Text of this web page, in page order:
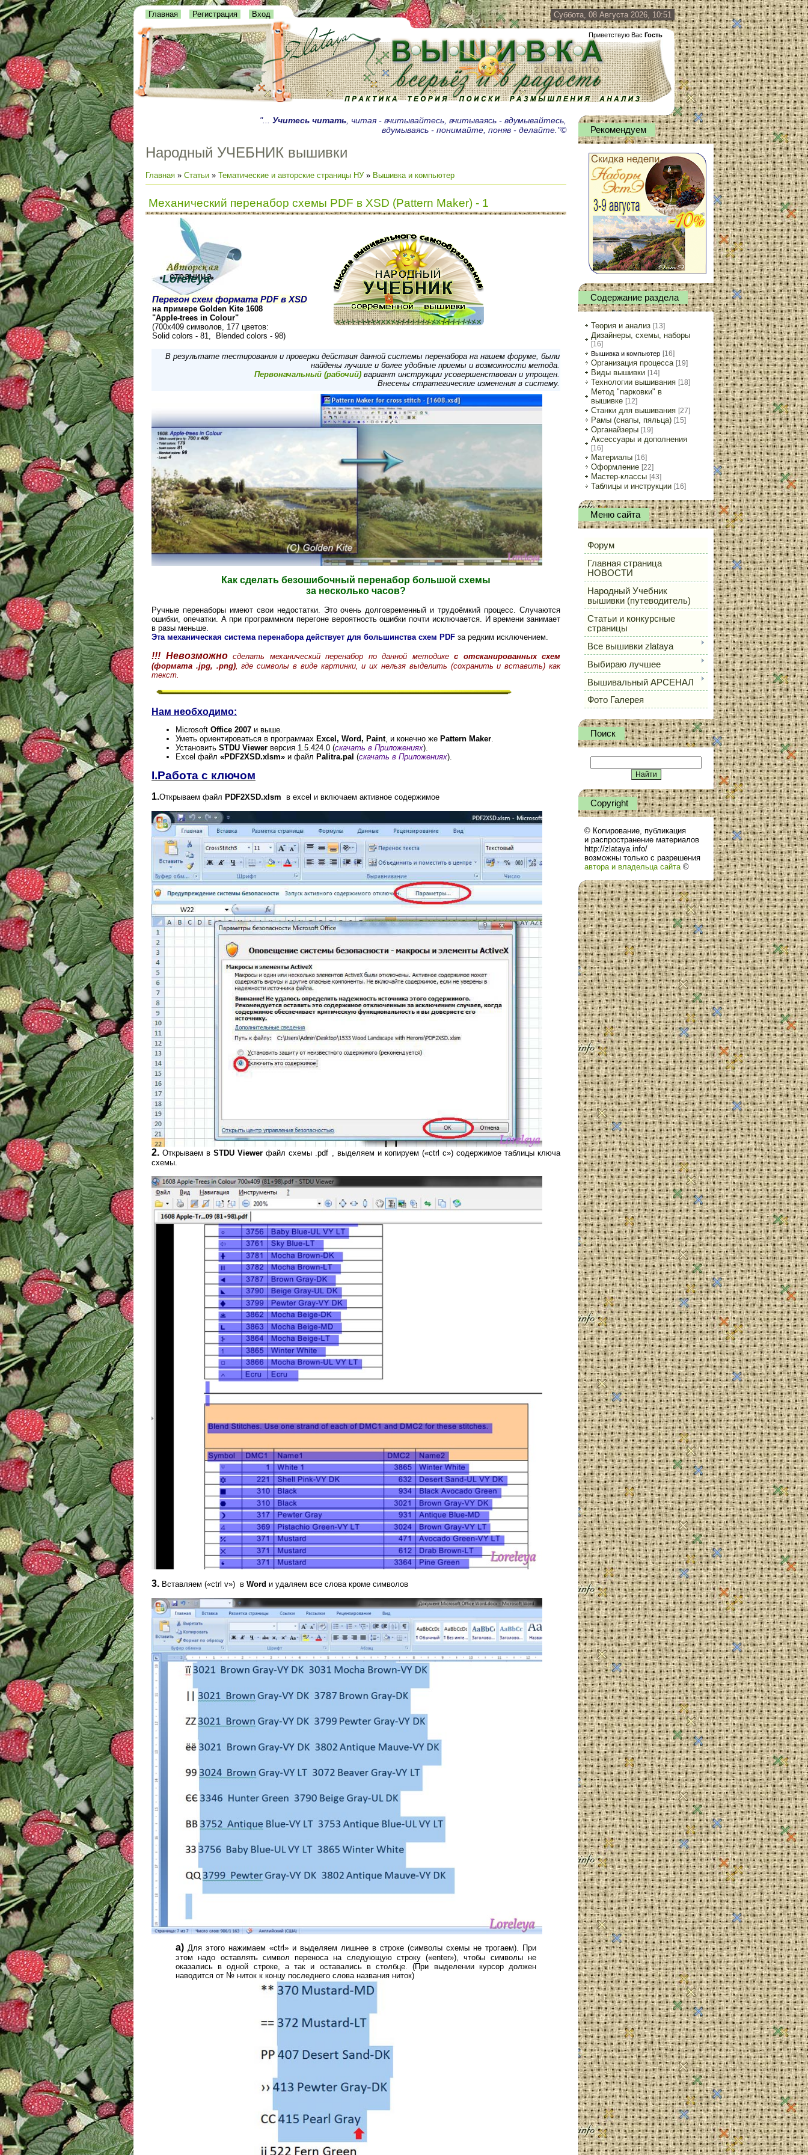
Суббота, 08 Августа 2026, 10:51
Приветствую Вас Гость
Главная Регистрация Вход
"... Учитесь читать , читая - вчитывайтесь, вчитываясь - вдумывайтесь,
вдумываясь - понимайте, поняв - делайте."©
Народный УЧЕБНИК вышивки
Главная » Статьи » Тематические и авторские страницы НУ» Вышивка и компьютер
Механический перенабор схемы PDF в XSD (Pattern Maker) - 1
*Loreleyа*
Перегон схем формата PDF в XSD
на примере Golden Kite 1608
"Apple-trees in Colour"
(700х409 символов, 177 цветов:
Solid colors - 81, Blended colors - 98)
В результате тестирования и проверки действия данной системы перенабора на нашем форуме, были
найдены лучшие и более удобные приемы и возможности метода.
Первоначальный (рабочий) вариант инструкции усовершенствован и упрощен.
Внесены стратегические изменения в систему.
Как сделать безошибочный перенабор большой схемы
за несколько часов?
Ручные перенаборы имеют свои недостатки. Это очень долговременный и трудоёмкий процесс. Случаются
ошибки, опечатки. А при программном перегоне вероятность ошибки почти исключается. И времени занимает
в разы меньше.
Эта механическая система перенабора действует для большинства схем PDF за редким исключением.
!!! Невозможносделать механический перенабор по данной методике с отсканированных схем
(формата .jpg, .png), где символы в виде картинки, и их нельзя выделить (сохранить и вставить) как
текст.
Нам необходимо:
Microsoft Office 2007 и выше.
Уметь ориентироваться в программах Exсel, Word, Paint, и конечно же Pattern Maker
Установить STDU Viewer версия 1.5.424.0 (скачать в Приложениях).
Exсel файл «PDF2XSD.xlsm» и файл Palitra.pal (скачать в Приложениях).
I.Работа с ключом
1.Открываем файл PDF2XSD.xlsm в excel и включаем активное содержимое
2. Открываем вSTDU Viewerфайл схемы .pdf , выделяем и копируем («ctrl c») содержимое таблицы ключа
схемы.
3. Вставляем («ctrl v») в Word и удаляем все слова кроме символов
a) Для этого нажимаем «ctrl» и выделяем лишнее в строке (символы схемы не трогаем). При
этом надо оставлять символ переноса на следующую строку («enter»), чтобы символы не
оказались в одной строке, а так и оставались в столбце. (При выделении курсор должен
наводится от № ниток к концу последнего слова названия ниток)
Рекомендуем
Содержание раздела
Теория и анализ [13]
Дизайнеры, схемы, наборы
[16]
Вышивка и компьютер [16]
Организация процесса [19]
Виды вышивки [14]
Технологии вышивания [18]
Метод "парковки" в
вышивке [12]
Станки для вышивания [27]
Рамы (снапы, пяльца) [15]
Органайзеры [19]
Аксессуары и дополнения
[16]
Материалы [16]
Оформление [22]
Мастер-классы [43]
Таблицы и инструкции [16]
Меню сайта
Форум
Главная страница
НОВОСТИ
Народный Учебник
вышивки (путеводитель)
Статьи и конкурсные
страницы
Все вышивки zlataya
Выбираю лучшее
Вышивальный АРСЕНАЛ
Фото Галерея
Поиск
Сopyright
© Копирование, публикация
и распространение материалов
http://zlataya.info/
возможны только с разрешения
автора и владельца сайта©